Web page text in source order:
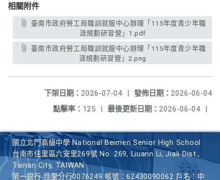
相關附件
涯規劃研習營」1.pdf
涯規劃研習營」2.png
發佈日期： 2026-06-04
下架日期： 2026-07-04
|
最後更新日期： 2026-06-04 |
點擊率： 125 |
國立北門高級中學 National Beimen Senior High School
台南市佳里區六安里269號 No. 269, Liuann Li, Jiali Dist.,
Tainan City, TAIWAN
第一銀行 佳里分行0076249 帳號：62430090062 戶名：中